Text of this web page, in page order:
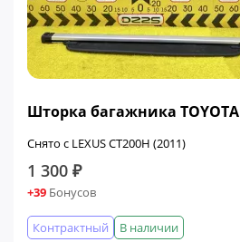
Шторка багажника TOYOTA
Снято с LEXUS CT200H (2011)
1 300 ₽
+39 Бонусов
В наличии
Контрактный